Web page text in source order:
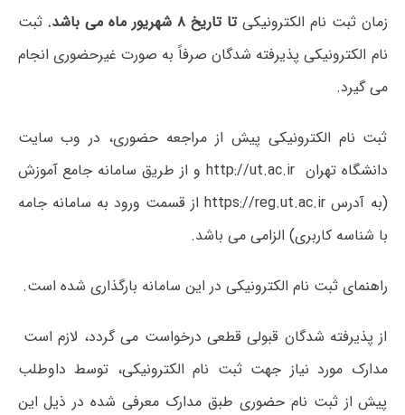
زمان ثبت نام الکترونیکیتا تاریخ ۸ شهریور ماه می باشد.
ثبت
نام الکترونیکی پذیرفته شدگان صرفاً به صورت غیرحضوری انجام
می گیرد.
ثبت نام الکترونیکی پیش از مراجعه حضوری، در وب سایت
دانشگاه تهران http://ut.ac.ir و از طریق سامانه جامع آموزش
(به آدرس https://reg.ut.ac.ir از قسمت ورود به سامانه جامه
با شناسه کاربری) الزامی می باشد.
راهنمای ثبت نام الکترونیکی در این سامانه بارگذاری شده است.
از پذیرفته شدگان قبولی قطعی درخواست می گردد، لازم است
مدارک مورد نیاز جهت ثبت نام الکترونیکی، توسط داوطلب
پیش از ثبت نام حضوری طبق مدارک معرفی شده در ذیل این